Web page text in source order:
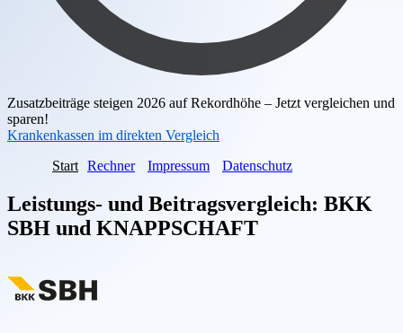
Zusatzbeiträge steigen 2026 auf Rekordhöhe – Jetzt vergleichen und
sparen!
Krankenkassen im direkten Vergleich
Start Rechner Impressum Datenschutz
Leistungs- und Beitragsvergleich: BKK
SBH und KNAPPSCHAFT